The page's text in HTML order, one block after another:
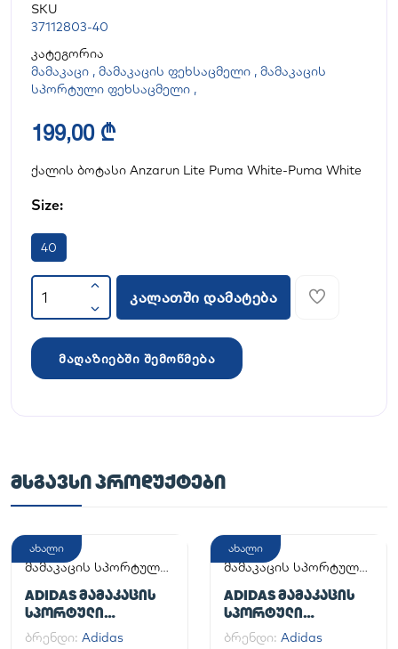
SKU
37112803-40
კატეგორია
მამაკაცი , მამაკაცის ფეხსაცმელი , მამაკაცის
სპორტული ფეხსაცმელი ,
199,00 ₾
ქალის ბოტასი Anzarun Lite Puma White-Puma White
Size:
40
კალათში დამატება
მაღაზიებში შემოწმება
ᲛᲡᲒᲐᲕᲡᲘ ᲞᲠᲝᲓᲣᲥᲢᲔᲑᲘ
ახალი
მამაკაცის სპორტული
ADIDAS ᲛᲐᲛᲐᲙᲐᲪᲘᲡ
ᲡᲞᲝᲠᲢᲣᲚᲘ
ᲤᲔᲮᲡᲐᲪᲛᲔᲚᲘ
ბრენდი: Adidas
ახალი
მამაკაცის სპორტული
ADIDAS ᲛᲐᲛᲐᲙᲐᲪᲘᲡ
ᲡᲞᲝᲠᲢᲣᲚᲘ
ᲤᲔᲮᲡᲐᲪᲛᲔᲚᲘ
ბრენდი: Adidas